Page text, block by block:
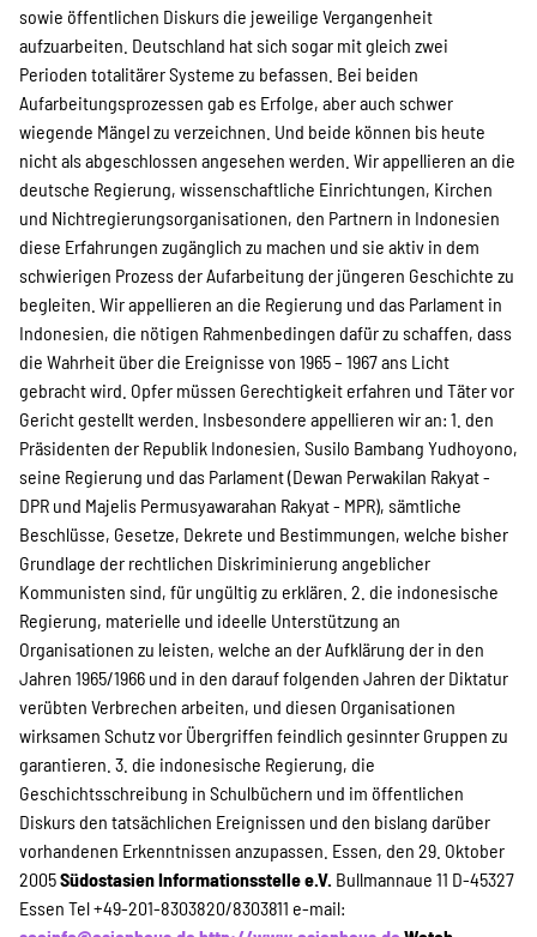
sowie öffentlichen Diskurs die jeweilige Vergangenheit
aufzuarbeiten. Deutschland hat sich sogar mit gleich zwei
Perioden totalitärer Systeme zu befassen. Bei beiden
Aufarbeitungsprozessen gab es Erfolge, aber auch schwer
wiegende Mängel zu verzeichnen. Und beide können bis heute
nicht als abgeschlossen angesehen werden. Wir appellieren an die
deutsche Regierung, wissenschaftliche Einrichtungen, Kirchen
und Nichtregierungsorganisationen, den Partnern in Indonesien
diese Erfahrungen zugänglich zu machen und sie aktiv in dem
schwierigen Prozess der Aufarbeitung der jüngeren Geschichte zu
begleiten. Wir appellieren an die Regierung und das Parlament in
Indonesien, die nötigen Rahmenbedingen dafür zu schaffen, dass
die Wahrheit über die Ereignisse von 1965 – 1967 ans Licht
gebracht wird. Opfer müssen Gerechtigkeit erfahren und Täter vor
Gericht gestellt werden. Insbesondere appellieren wir an: 1. den
Präsidenten der Republik Indonesien, Susilo Bambang Yudhoyono,
seine Regierung und das Parlament (Dewan Perwakilan Rakyat -
DPR und Majelis Permusyawarahan Rakyat - MPR), sämtliche
Beschlüsse, Gesetze, Dekrete und Bestimmungen, welche bisher
Grundlage der rechtlichen Diskriminierung angeblicher
Kommunisten sind, für ungültig zu erklären. 2. die indonesische
Regierung, materielle und ideelle Unterstützung an
Organisationen zu leisten, welche an der Aufklärung der in den
Jahren 1965/1966 und in den darauf folgenden Jahren der Diktatur
verübten Verbrechen arbeiten, und diesen Organisationen
wirksamen Schutz vor Übergriffen feindlich gesinnter Gruppen zu
garantieren. 3. die indonesische Regierung, die
Geschichtsschreibung in Schulbüchern und im öffentlichen
Diskurs den tatsächlichen Ereignissen und den bislang darüber
vorhandenen Erkenntnissen anzupassen. Essen, den 29. Oktober
2005Südostasien Informationsstelle e.V. Bullmannaue 11 D-45327
Essen Tel +49-201-8303820/8303811 e-mail: